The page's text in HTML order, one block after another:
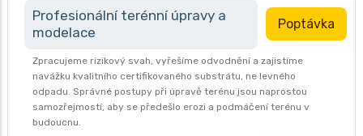
Profesionální terénní úpravy a
modelace
Poptávka
Zpracujeme rizikový svah, vyřešíme odvodnění a zajistíme
navážku kvalitního certifikovaného substrátu, ne levného
odpadu. Správné postupy při úpravě terénu jsou naprostou
samozřejmostí, aby se předešlo erozi a podmáčení terénu v
budoucnu.